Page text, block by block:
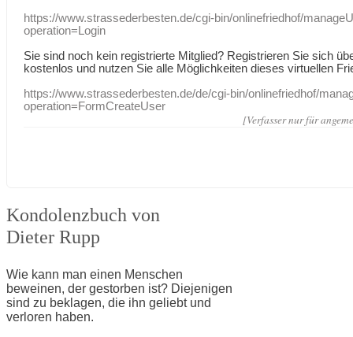
https://www.strassederbesten.de/cgi-bin/onlinefriedhof/
operation=Login
Sie sind noch kein registrierte Mitglied? Registrieren Sie sich
kostenlos und nutzen Sie alle Möglichkeiten dieses virtuellen
https://www.strassederbesten.de/de/cgi-bin/onlinefriedhof/
operation=FormCreateUser
[Verfasser nur für
Kondolenzbuch von
Dieter Rupp
Wie kann man einen Menschen
beweinen, der gestorben ist? Diejenigen
sind zu beklagen, die ihn geliebt und
verloren haben.